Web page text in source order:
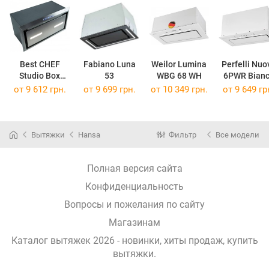
Best CHEF
Studio Box
1100 IX 54
Fabiano Luna
53
Weilor Lumina
WBG 68 WH
Perfelli
6PWR
от 9 612 грн. от 9 699 грн. от 10 349 грн. от 9 649
Вытяжки Hansa Фильтр Все модели
Полная версия сайта
Конфиденциальность
Вопросы и пожелания по сайту
Магазинам
Каталог вытяжек 2026 - новинки, хиты продаж, купить
вытяжки.